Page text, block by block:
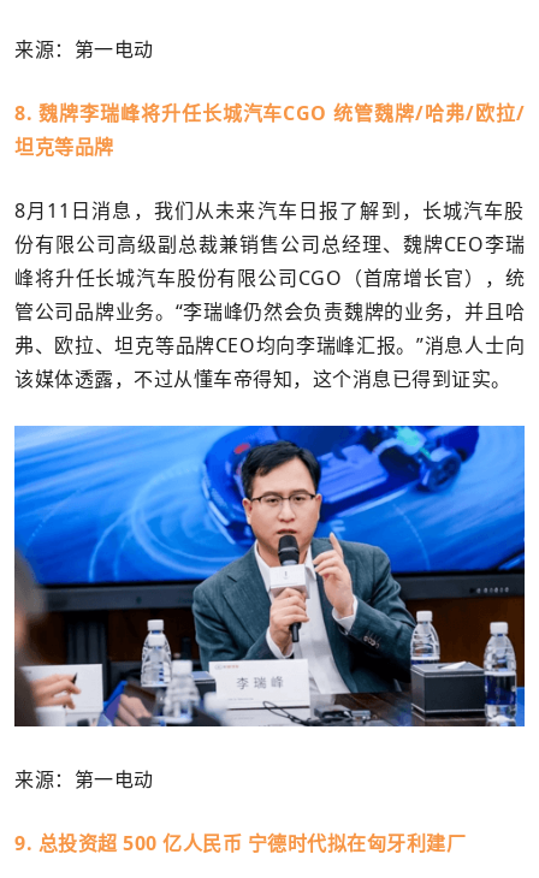
来源：第一电动
8. 魏牌李瑞峰将升任长城汽车CGO 统管魏牌/哈弗/欧拉/
坦克等品牌
8月11日消息，我们从未来汽车日报了解到，长城汽车股
份有限公司高级副总裁兼销售公司总经理、魏牌CEO李瑞
峰将升任长城汽车股份有限公司CGO（首席增长官），统
管公司品牌业务。“李瑞峰仍然会负责魏牌的业务，并且哈
弗、欧拉、坦克等品牌CEO均向李瑞峰汇报。”消息人士向
该媒体透露，不过从懂车帝得知，这个消息已得到证实。
来源：第一电动
9. 总投资超 500 亿人民币 宁德时代拟在匈牙利建厂